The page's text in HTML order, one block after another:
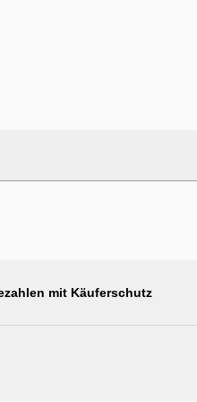
mit Käuferschutz